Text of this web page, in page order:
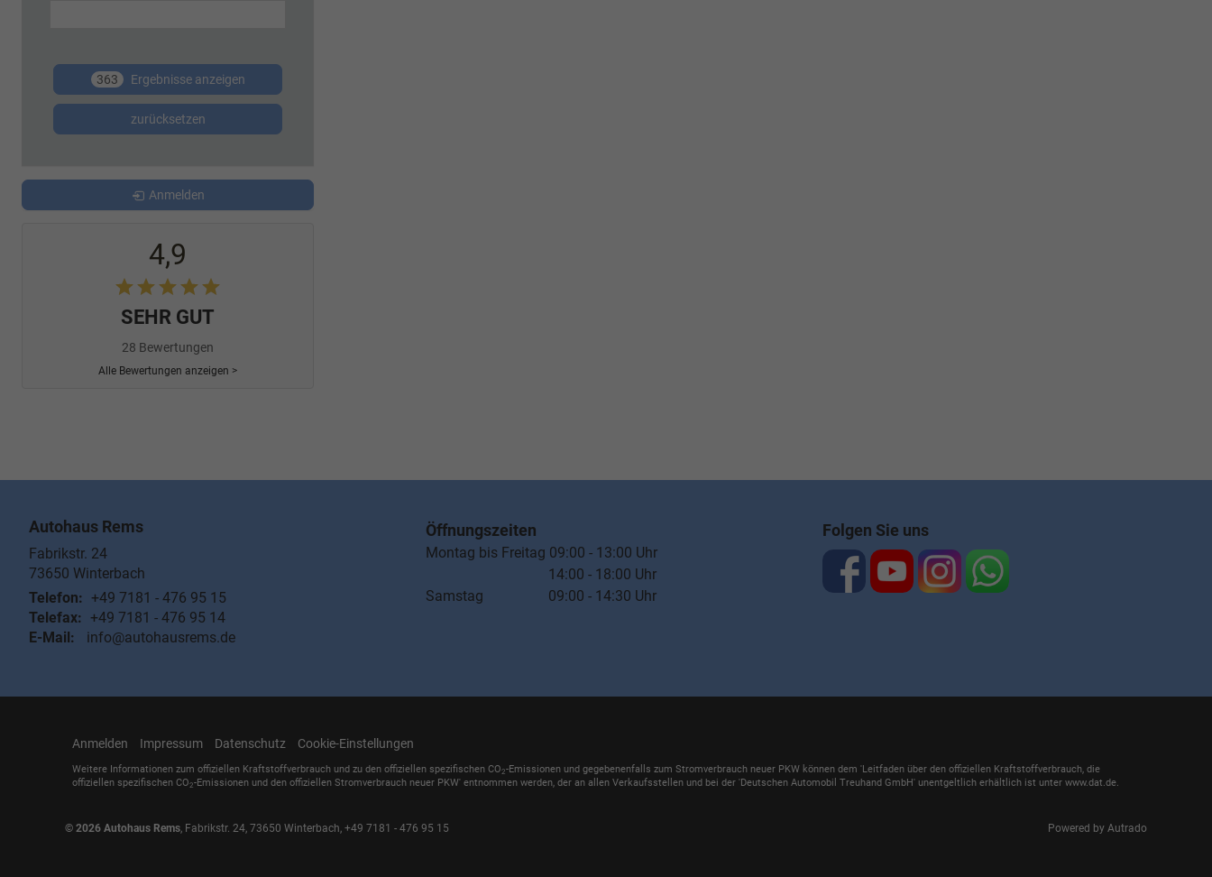
363 Ergebnisse anzeigen
zurücksetzen
Anmelden
4,9
SEHR GUT
28 Bewertungen
Alle Bewertungen anzeigen >
Autohaus Rems
Fabrikstr. 24
73650 Winterbach
Telefon: +49 7181 - 476 95 15
Telefax: +49 7181 - 476 95 14
E-Mail:
info@autohausrems.de
Öffnungszeiten
Montag bis Freitag 09:00 - 13:00 Uhr
14:00 - 18:00 Uhr
Samstag 09:00 - 14:30 Uhr
Folgen Sie uns
Anmelden Impressum Datenschutz Cookie-Einstellungen
Weitere Informationen zum offiziellen Kraftstoffverbrauch und zu den offiziellen spezifischen CO2-Emissionen und gegebenenfalls zum Stromverbrauch neuer PKW können dem 'Leitfaden über den offiziellen Kraftstoffverbrauch, die
offiziellen spezifischen CO2-Emissionen und den offiziellen Stromverbrauch neuer PKW' entnommen werden, der an allen Verkaufsstellen und bei der 'Deutschen Automobil Treuhand GmbH' unentgeltlich erhältlich ist unter www.dat.de.
© 2026 Autohaus Rems Fabrikstr. 24 73650 Winterbach, +49 7181 - 476 95 15 Powered by Autrado